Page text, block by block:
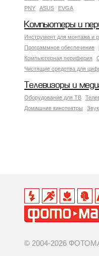
PNY
ASUS EVGA
Компьютеры и
Инструмент для монтажа и
Программное обеспечение
Компьютерная периферия
Чистящие средства для
Телевизоры и
Оборудование для ТВ
Домашние кинотеатры
© 2004-2026